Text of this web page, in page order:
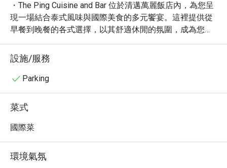
・The Ping Cuisine and Bar 位於清邁萬麗飯店內，為您呈
現一場結合泰式風味與國際美食的多元饗宴。這裡提供從
早餐到晚餐的各式選擇，以其舒適休閒的氛圍，成為您享
受美食的理想場所，無論是獨自用餐、與摯友相聚，或是
闔家光臨，皆能在此找到愜意的用餐時光。
・憑藉 4.4 的高分評價與眾多好評，The Ping Cuisine and
Bar 以其精緻的泰式料理，如濃郁的泰式咖哩，和美味的
的特色菜餚，以及令人垂涎的各式小菜與精緻甜點。這裡
同時提供豐富的酒精飲品，包括精選啤酒、葡萄酒與創意
雞尾酒，為您的用餐體驗增添畫龍點睛之筆。
享受最高 5 折的驚喜優惠，讓您以超值的價格，盡情品嚐
由主廚團隊為您準備的美味佳餚。
設施/服務
Parking
菜式
國際菜
環境氣氛